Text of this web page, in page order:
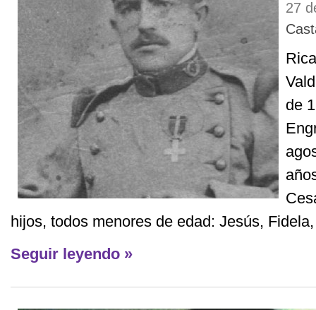
27
de
hijos, todos menores de edad: Jesús,
Seguir leyendo »